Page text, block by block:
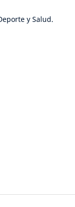
y Salud.